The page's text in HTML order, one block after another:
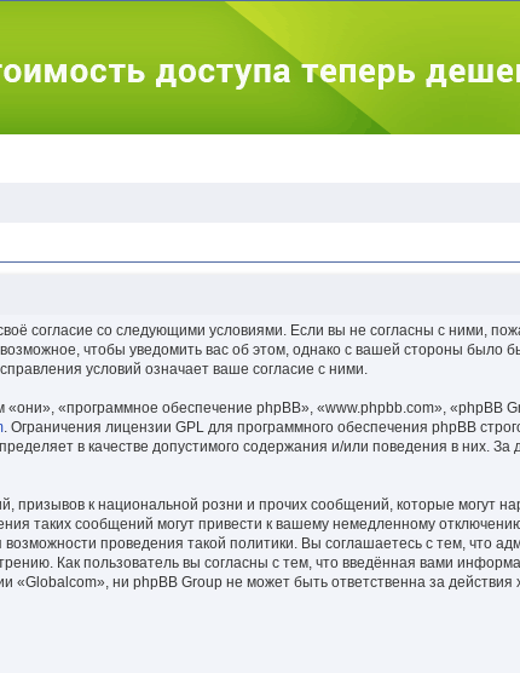
согласие со следующими условиями. Если вы не согласны с ними,
чтобы уведомить вас об этом, однако с вашей стороны было
условий означает ваше согласие с ними.
«программное обеспечение phpBB», «www.phpbb.com», «phpBB
. Ограничения лицензии GPL для программного обеспечения phpBB
в качестве допустимого содержания и/или поведения в них.
к национальной розни и прочих сообщений, которые могут
таких сообщений могут привести к вашему немедленному
проведения такой политики. Вы соглашаетесь с тем, что
Как пользователь вы согласны с тем, что введённая вами
ни phpBB Group не может быть ответственна за действия